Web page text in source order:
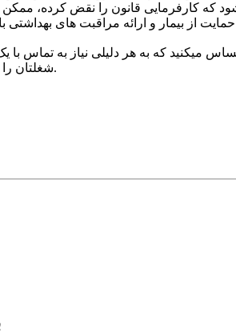
که به هر دلیلی نیاز به تماس با
شغلتان را از دست نمی دهید، باخیال راحت به فکر سلامتیتان باشید.